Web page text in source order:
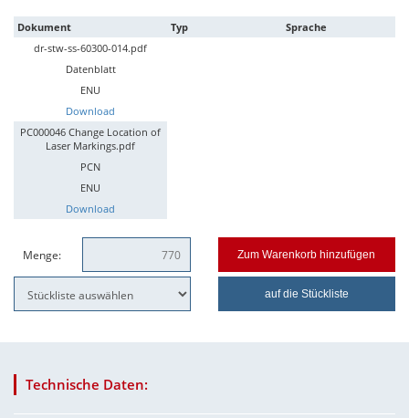
Dokument Typ
Sprache
dr-stw-ss-60300-014.pdf
Datenblatt
ENU
Download
PC000046 Change Location of
Laser Markings.pdf
PCN
ENU
Download
Menge: Zum Warenkorb hinzufügen
auf die Stückliste
Technische Daten: